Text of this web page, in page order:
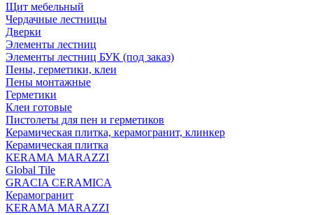
Щит мебельный
Чердачные лестницы
Дверки
Элементы лестниц
Элементы лестниц БУК (под заказ)
Пены, герметики, клеи
Пены монтажные
Герметики
Клеи готовые
Пистолеты для пен и герметиков
Керамическая плитка, керамогранит, клинкер
Керамическая плитка
КЕRАМА MARAZZI
Global Tile
GRACIA CERAMICA
Керамогранит
KERAMA MARAZZI